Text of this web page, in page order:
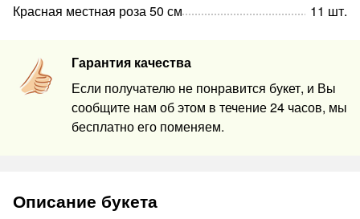
Гарантия качества
Если получателю не понравится букет, и Вы
сообщите нам об этом в течение 24 часов, мы
бесплатно его поменяем.
Красная местная роза 50 см
11 шт.
Описание букета